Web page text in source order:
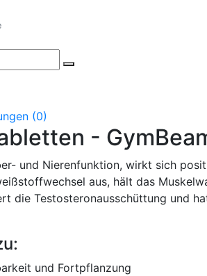
(0)
-
und Nierenfunktion, wirkt sich
aus, hält das
die Testosteronausschüttung und
und Fortpflanzung